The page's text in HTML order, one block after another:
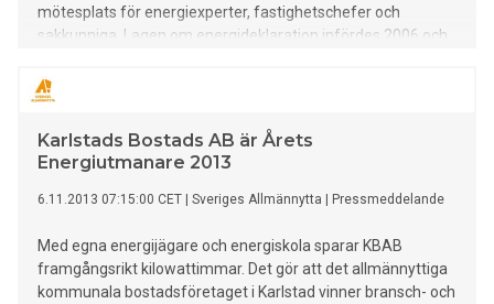
mötesplats för energiexperter, fastighetschefer och
sakkunniga. Lagen om energideklaration infördes 2006 och
årets konferens bli mer välbesökt och hetare än någonsin.
För nionde året i rad anordnas Energideklarationsdagen, en
mötesplats för branschen där information kring nya lagar
och regler varvas med diskussioner kring förbättringsförslag
och effektivare arbetssätt. Ett av årets högaktuella ämnen
är de nya kraven på platsbesök, som innebär att när en
fysiskt. Vad innebär de nya bestämmelserna kring
platsbesök i samtliga fastigheter, hur ska lagstiftningen
tillämpas, och hur tänker energiexperterna hantera den
Karlstads Bostads AB är Årets
Energiutmanare 2013
6.11.2013 07:15:00 CET Sveriges Allmännytta Pressmeddelande
Med egna energijägare och energiskola sparar KBAB
framgångsrikt kilowattimmar. Det gör att det allmännyttiga
kommunala bostadsföretaget i Karlstad vinner bransch- och